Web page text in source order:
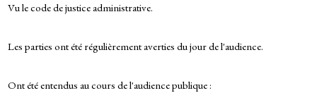
Vu le code de justice administrative.
Les parties ont été régulièrement averties du jour de l'audience.
Ont été entendus au cours de l'audience publique :